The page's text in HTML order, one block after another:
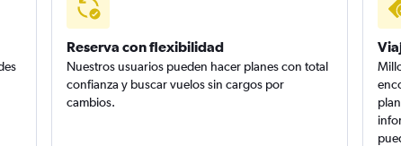
Reserva con flexibilidad
Nuestros usuarios pueden hacer planes con total
confianza y buscar vuelos sin cargos por
cambios.